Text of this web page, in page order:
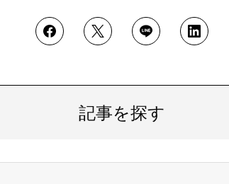
記事を探す